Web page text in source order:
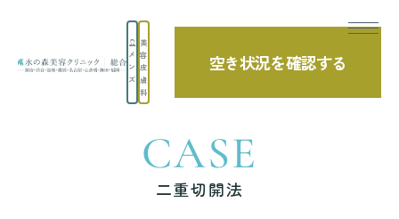
メ
ン
ズ
美
容
皮
膚
科
空き状況を確認する
TOP 症例写真 二重切開法
CASE
二重切開法